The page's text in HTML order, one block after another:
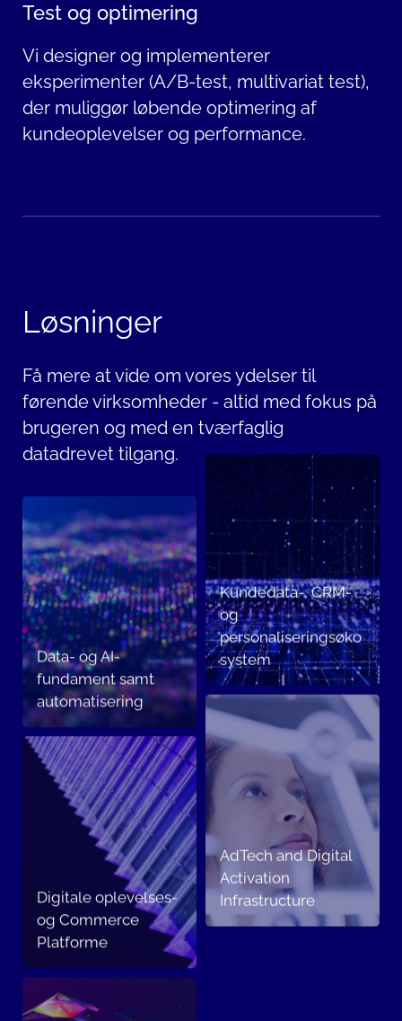
Test og optimering
Vi designer og implementerer
eksperimenter (A/B-test, multivariat test),
der muliggør løbende optimering af
kundeoplevelser og performance.
Løsninger
Få mere at vide om vores ydelser til
førende virksomheder - altid med fokus på
brugeren og med en tværfaglig
datadrevet tilgang.
Data- og AI-
fundament samt
automatisering
Kundedata-, CRM-
og
personaliseringsøko
system
Digitale oplevelses-
og Commerce
Platforme
AdTech and Digital
Activation
Infrastructure